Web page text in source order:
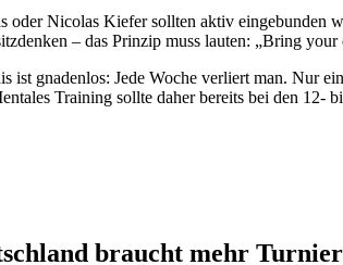
Nicolas Kiefer sollten aktiv eingebunden
– das Prinzip muss lauten: „Bring your
gnadenlos: Jede Woche verliert man. Nur
Training sollte daher bereits bei den 12-
braucht mehr